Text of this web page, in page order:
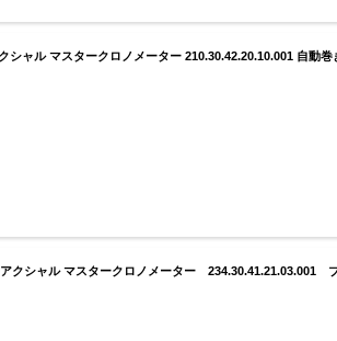
シャル マスタークロノメーター 210.30.42.20.10.001 自動
クシャル マスタークロノメーター